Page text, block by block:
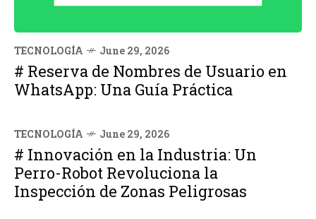
TECNOLOGÍA June 29, 2026
# Reserva de Nombres de Usuario en
WhatsApp: Una Guía Práctica
TECNOLOGÍA June 29, 2026
# Innovación en la Industria: Un
Perro-Robot Revoluciona la
Inspección de Zonas Peligrosas